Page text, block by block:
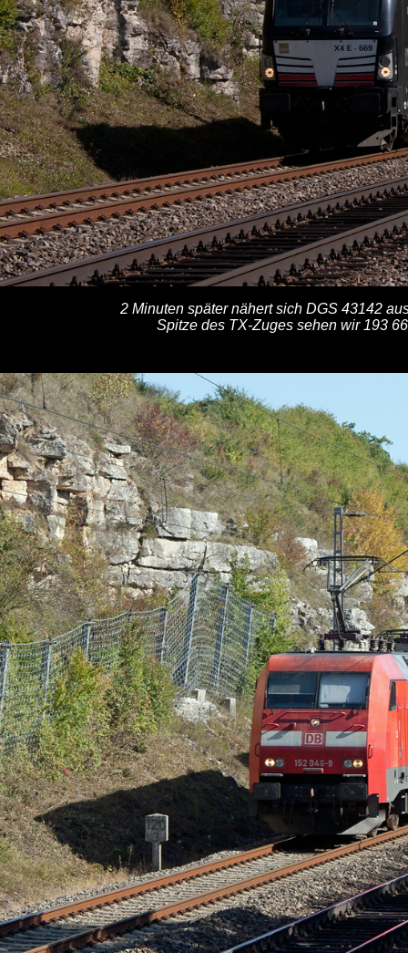
2 Minuten später nähert sich DGS 43142
Spitze des TX-Zuges sehen wir 193